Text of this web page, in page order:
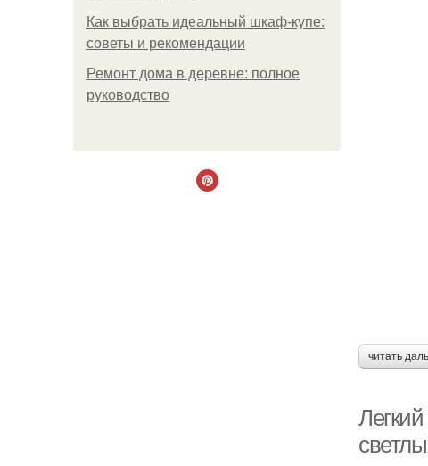
Как выбрать идеальный шкаф-купе:
советы и рекомендации
Ремонт дома в деревне: полное
руководство
читать